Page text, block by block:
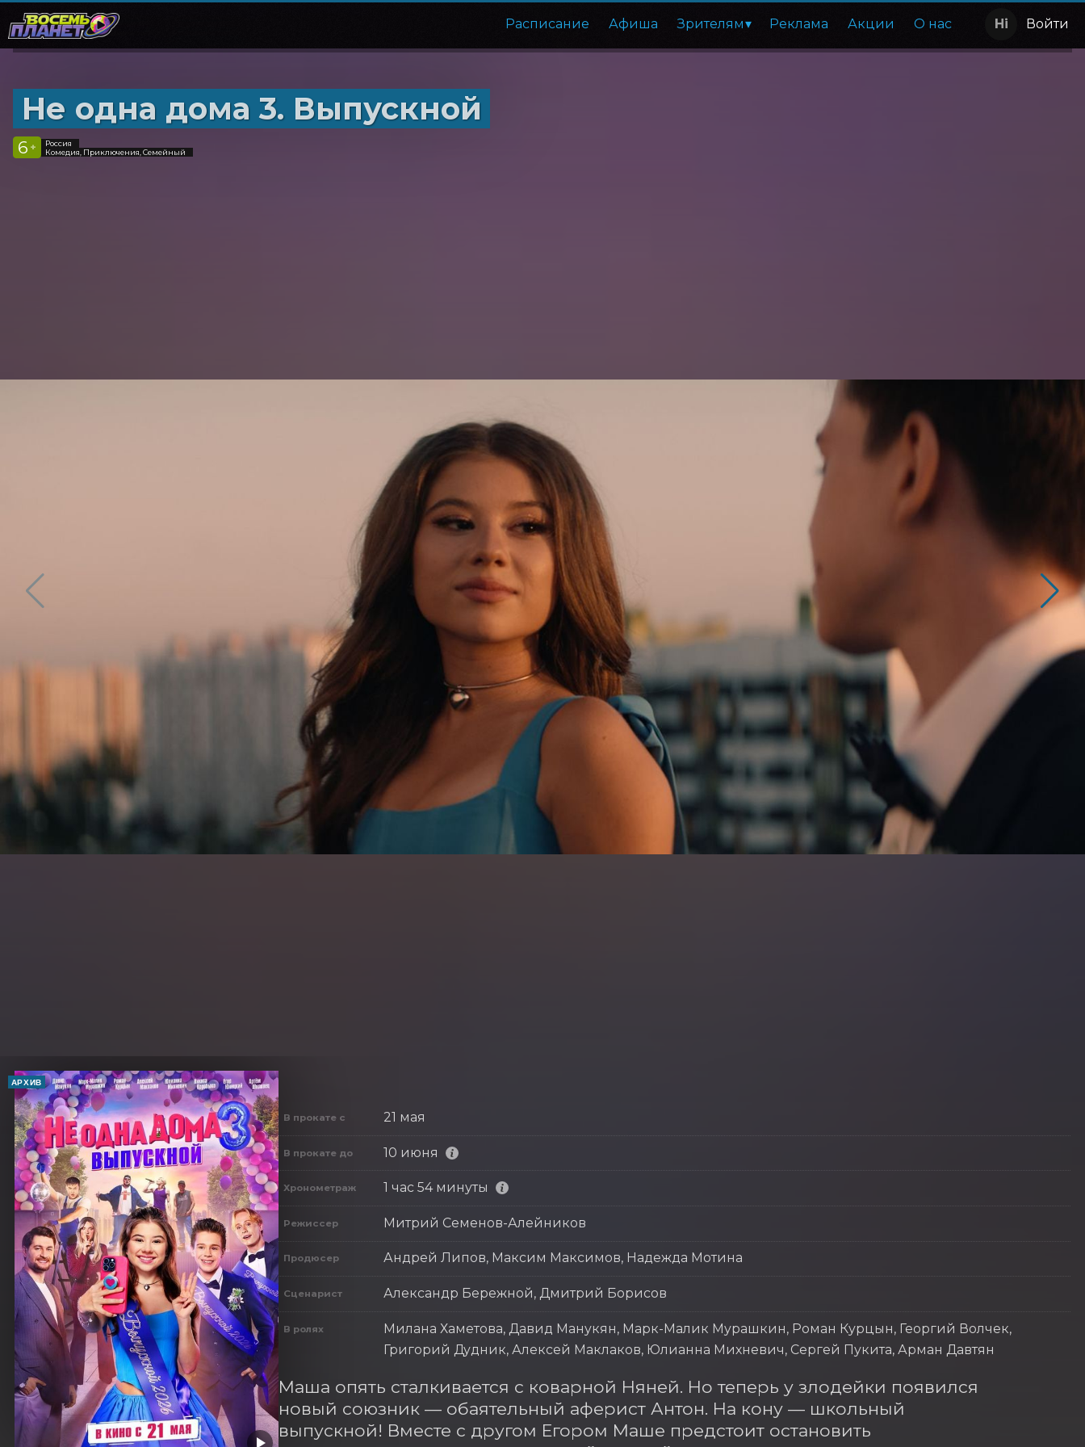
Расписание Афиша Зрителям Реклама Акции О нас Войти
Не одна дома 3. Выпускной
6 +
Россия
Комедия, Приключения, Семейный
АРХИВ
В прокате с 21 мая
В прокате до 10 июня
Хронометраж 1 час 54 минуты
Режиссер Митрий Семенов-Алейников
Продюсер Андрей Липов, Максим Максимов, Надежда Мотина
Сценарист Александр Бережной, Дмитрий Борисов
В ролях
Милана Хаметова, Давид Манукян, Марк-Малик Мурашкин, Роман Курцын, Георгий Волчек,
Григорий Дудник, Алексей Маклаков, Юлианна Михневич, Сергей Пукита, Арман Давтян
Маша опять сталкивается с коварной Няней. Но теперь у злодейки появился
новый союзник — обаятельный аферист Антон. На кону — школьный
выпускной! Вместе с другом Егором Маше предстоит остановить